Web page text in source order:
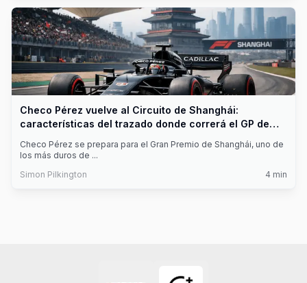
Checo Pérez vuelve al Circuito de Shanghái:
características del trazado donde correrá el GP de
Checo Pérez se prepara para el Gran Premio de Shanghái, uno de
los más duros de ...
Simon Pilkington
4 min